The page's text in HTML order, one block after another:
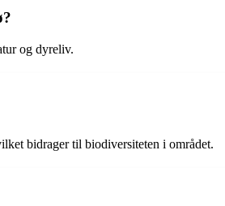
og dyreliv.
bidrager til biodiversiteten i området.